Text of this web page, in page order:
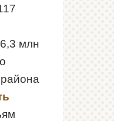
млн